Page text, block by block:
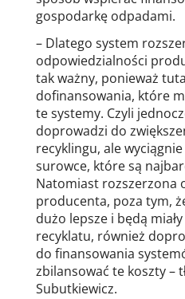
gospodarkę odpadami.
– Dlatego system
odpowiedzialności
tak ważny, ponieważ
dofinansowania, które
te systemy. Czyli
doprowadzi do
recyklingu, ale
surowce, które są
Natomiast rozszerzona
producenta, poza tym,
dużo lepsze i będą
recyklatu, również
do finansowania
zbilansować te koszty –
Subutkiewicz.